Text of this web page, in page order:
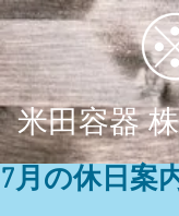
米田容器
7月の休日案